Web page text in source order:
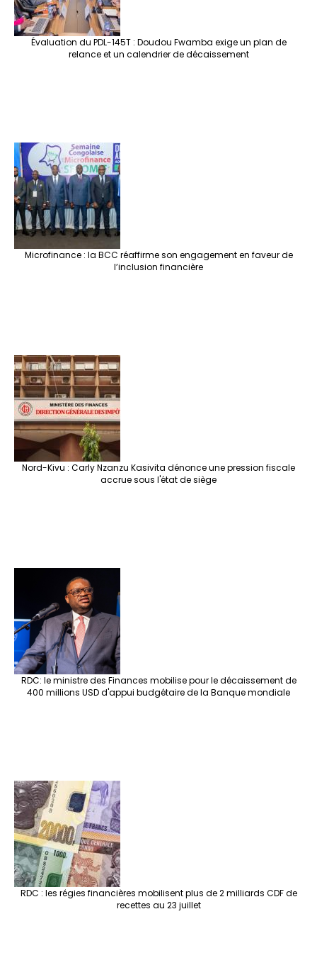
Évaluation du PDL-145T : Doudou Fwamba exige un plan de
relance et un calendrier de décaissement
Microfinance : la BCC réaffirme son engagement en faveur de
l’inclusion financière
Nord-Kivu : Carly Nzanzu Kasivita dénonce une pression fiscale
accrue sous l'état de siège
RDC: le ministre des Finances mobilise pour le décaissement de
400 millions USD d'appui budgétaire de la Banque mondiale
RDC : les régies financières mobilisent plus de 2 milliards CDF de
recettes au 23 juillet